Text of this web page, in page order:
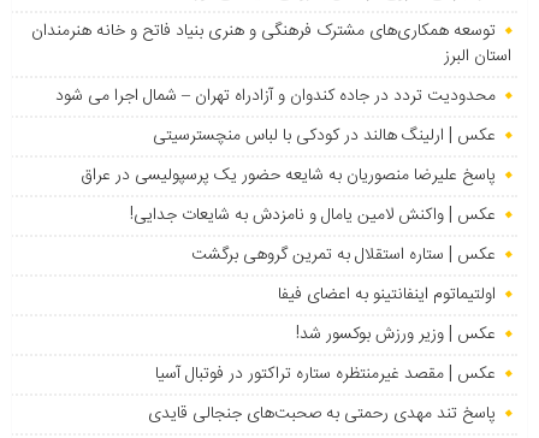
توسعه همکاری‌های مشترک فرهنگی و هنری بنیاد فاتح و خانه هنرمندان
استان البرز
محدودیت تردد در جاده کندوان و آزادراه تهران – شمال اجرا می شود
عکس | ارلینگ هالند در کودکی با لباس منچسترسیتی
پاسخ علیرضا منصوریان به شایعه حضور یک پرسپولیسی در عراق
عکس | واکنش لامین یامال و نامزدش به شایعات جدایی!
عکس | ستاره استقلال به تمرین گروهی برگشت
اولتیماتوم اینفانتینو به اعضای فیفا
عکس | وزیر ورزش بوکسور شد!
عکس | مقصد غیرمنتظره ستاره تراکتور در فوتبال آسیا
پاسخ تند مهدی رحمتی به صحبت‌های جنجالی قایدی